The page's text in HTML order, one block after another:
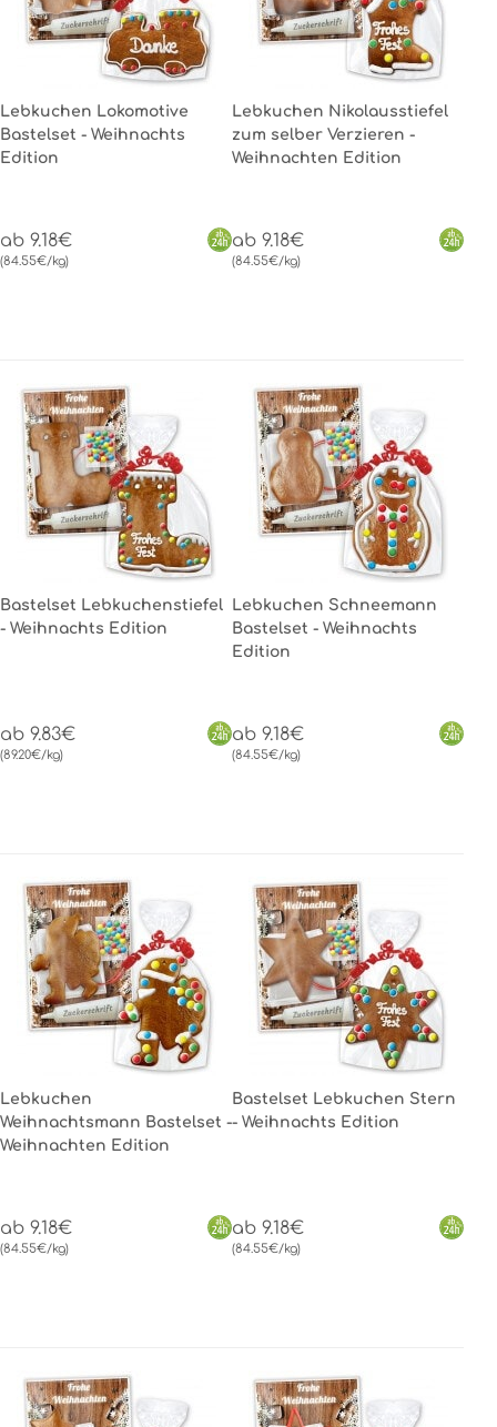
Lebkuchen Lokomotive
Bastelset - Weihnachts
Edition
ab 9.18€
(84.55€/kg)
Lebkuchen Nikolausstiefel
zum selber Verzieren -
Weihnachten Edition
ab 9.18€
(84.55€/kg)
Bastelset Lebkuchenstiefel
- Weihnachts Edition
ab 9.83€
(89.20€/kg)
Lebkuchen Schneemann
Bastelset - Weihnachts
Edition
ab 9.18€
(84.55€/kg)
Lebkuchen
Weihnachtsmann Bastelset -
Weihnachten Edition
ab 9.18€
(84.55€/kg)
Bastelset Lebkuchen Stern
- Weihnachts Edition
ab 9.18€
(84.55€/kg)